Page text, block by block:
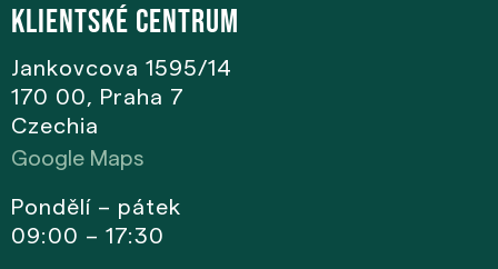
Klientské centrum
Jankovcova 1595/14
170 00, Praha 7
Czechia
Google Maps
Pondělí – pátek
09:00 – 17:30